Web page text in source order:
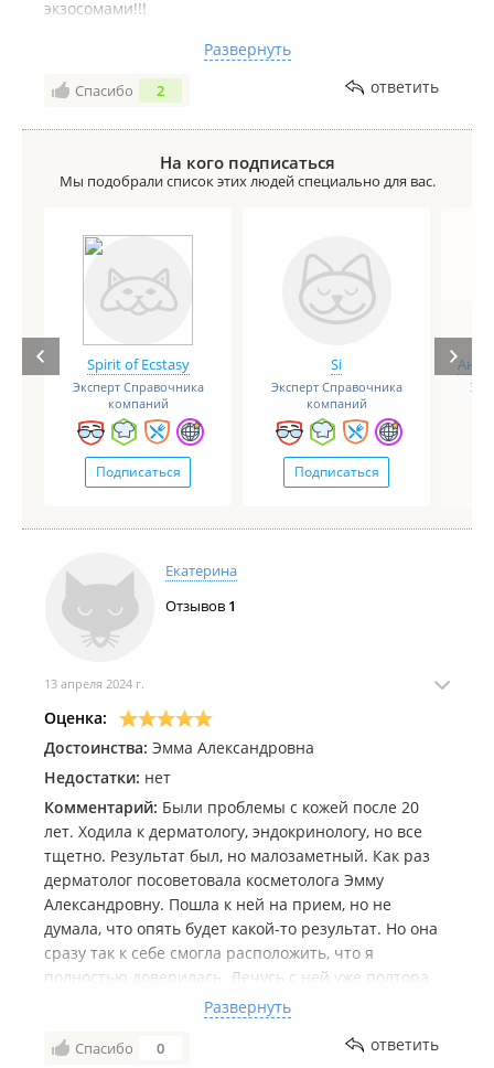
экзосомами!!!
Ирина Николаевна Голещихина впереди планеты
всей!!
Желаю процветания, продвижения клиники ,
хороших благодарных клиентов!!!
Я уже от вас никуда!!!!
Развернуть
Спасибо 2 ответить
На кого подписаться
Мы подобрали список этих людей специально для вас.
Spirit of Ecstasy
Эксперт Справочника
компаний
Подписаться
Si
Эксперт Справочника
компаний
Подписаться
Екатерина
Отзывов 1
13 апреля 2024 г.
Оценка:
Достоинства: Эмма Александровна
Недостатки: нет
Комментарий: Были проблемы с кожей после 20
лет. Ходила к дерматологу, эндокринологу, но все
тщетно. Результат был, но малозаметный. Как раз
дерматолог посоветовала косметолога Эмму
Александровну. Пошла к ней на прием, но не
думала, что опять будет какой-то результат. Но она
сразу так к себе смогла расположить, что я
полностью доверилась. Лечусь с ней уже полтора
года, из них пошел 4 месяц, как принимаем
ретиноиды. До этого приводили кожу в хорошее
состояние (по моей прихоти). Долго сомневалась и
Развернуть
Спасибо 0 ответить